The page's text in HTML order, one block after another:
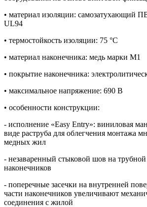
• материал изоляции: самозатухающий
UL94
• термостойкость изоляции: 75 °C
• материал наконечника: медь марки М1
• покрытие наконечника:
• максимальное напряжение: 690 В
• особенности конструкции:
- исполнение «Easy Entry»: виниловая
виде раструба для облегчения монтажа
медных жил
- незаваренный стыковой шов на трубной
наконечников
- поперечные засечки на внутренней
части наконечников увеличивают
соединения с жилой